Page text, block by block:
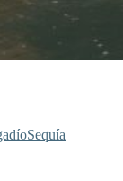
Sequía